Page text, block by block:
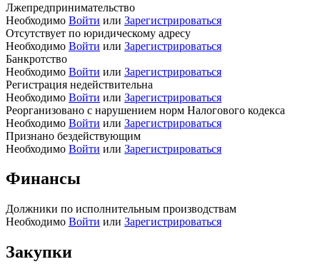
Лжепредпринимательство
Необходимо Войти или Зарегистрироваться
Отсутствует по юридическому адресу
Необходимо Войти или Зарегистрироваться
Банкротство
Необходимо Войти или Зарегистрироваться
Регистрация недействительна
Необходимо Войти или Зарегистрироваться
Реорганизовано с нарушением норм Налогового кодекса
Необходимо Войти или Зарегистрироваться
Признано бездействующим
Необходимо Войти или Зарегистрироваться
Финансы
Должники по исполнительным производствам
Необходимо Войти или Зарегистрироваться
Закупки